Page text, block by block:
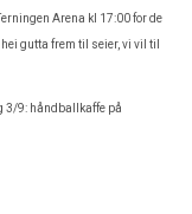
Arena kl 17:00 for de
gutta frem til seier, vi vil til
3/9: håndballkaffe på